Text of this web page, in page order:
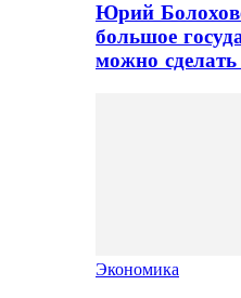
Юрий
большое
можно
Экономика